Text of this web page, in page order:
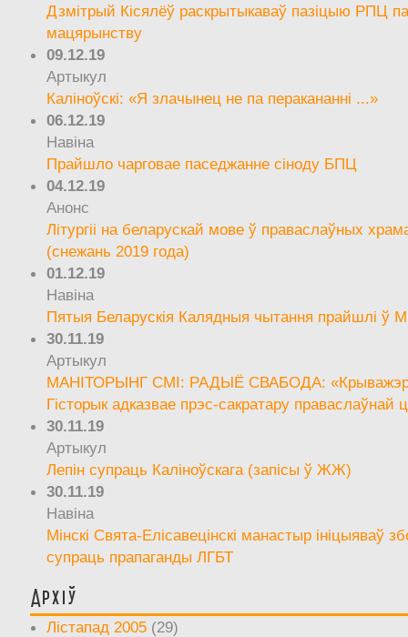
Дзмітрый Кісялёў раскрытыкаваў пазіцыю РПЦ
мацярынству
09.12.19
Артыкул
Каліноўскі: «Я злачынец не па перакананні ...»
06.12.19
Навіна
Прайшло чарговае паседжанне сіноду БПЦ
04.12.19
Анонс
Літургіі на беларускай мове ў праваслаўных
(снежань 2019 года)
01.12.19
Навіна
Пятыя Беларускія Калядныя чытання прайшлі ў
30.11.19
Артыкул
МАНІТОРЫНГ СМІ: РАДЫЁ СВАБОДА:
Гісторык адказвае прэс-сакратару праваслаўнай
30.11.19
Артыкул
Лепін супраць Каліноўскага (запісы ў ЖЖ)
30.11.19
Навіна
Мінскі Свята-Елісавецінскі манастыр ініцыяваў
супраць прапаганды ЛГБТ
Архіў
Лістапад 2005 (29)